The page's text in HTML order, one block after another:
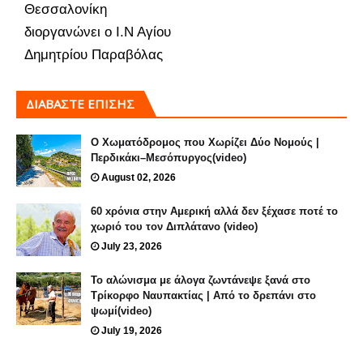
Θεσσαλονίκη
διοργανώνει ο Ι.Ν Αγίου
Δημητρίου Παραβόλας
ΔΙΑΒΑΣΤΕ ΕΠΙΣΗΣ
Ο Χωματόδρομος που Χωρίζει Δύο Νομούς |
Περδικάκι–Μεσόπυργος(video)
August 02, 2026
60 xρόνια στην Αμερική αλλά δεν ξέχασε ποτέ το
χωριό του τον Διπλάτανο (video)
July 23, 2026
Το αλώνισμα με άλογα ζωντάνεψε ξανά στο
Τρίκορφο Ναυπακτίας | Από το δρεπάνι στο
ψωμί(video)
July 19, 2026